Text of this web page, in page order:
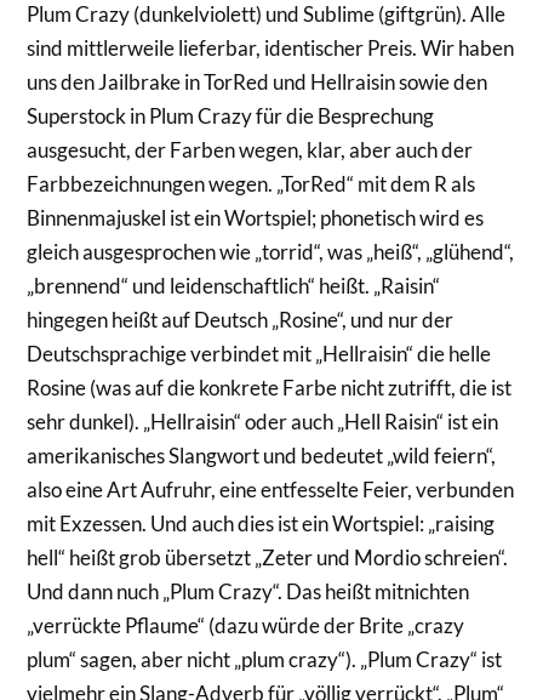
Plum Crazy (dunkelviolett) und Sublime (giftgrün). Alle
sind mittlerweile lieferbar, identischer Preis. Wir haben
uns den Jailbrake in TorRed und Hellraisin sowie den
Superstock in Plum Crazy für die Besprechung
ausgesucht, der Farben wegen, klar, aber auch der
Farbbezeichnungen wegen. „TorRed“ mit dem R als
Binnenmajuskel ist ein Wortspiel; phonetisch wird es
gleich ausgesprochen wie „torrid“, was „heiß“, „glühend“,
„brennend“ und leidenschaftlich“ heißt. „Raisin“
hingegen heißt auf Deutsch „Rosine“, und nur der
Deutschsprachige verbindet mit „Hellraisin“ die helle
Rosine (was auf die konkrete Farbe nicht zutrifft, die ist
sehr dunkel). „Hellraisin“ oder auch „Hell Raisin“ ist ein
amerikanisches Slangwort und bedeutet „wild feiern“,
also eine Art Aufruhr, eine entfesselte Feier, verbunden
mit Exzessen. Und auch dies ist ein Wortspiel: „raising
hell“ heißt grob übersetzt „Zeter und Mordio schreien“.
Und dann nuch „Plum Crazy“. Das heißt mitnichten
„verrückte Pflaume“ (dazu würde der Brite „crazy
plum“ sagen, aber nicht „plum crazy“). „Plum Crazy“ ist
vielmehr ein Slang-Adverb für „völlig verrückt“. „Plum“